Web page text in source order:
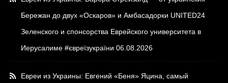
Бережан до двух «Оскаров» и Амбасадорки UNITED24
Зеленского и спонсорства Еврейского университета в
Иерусалиме #євреїзукраїни 06.08.2026
Евреи из Украины: Евгений «Беня» Яцина, самый